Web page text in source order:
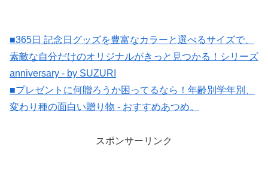
■365日 記念日グッズを豊富なカラーと選べるサイズで、
素敵な自分だけのオリジナルがきっと見つかる！シリーズ
anniversary - by SUZURI
■プレゼントに何贈ろうか困ってるなら！年齢別学年別、
変わり種の面白い贈り物 - おすすめあつめ。
スポンサーリンク